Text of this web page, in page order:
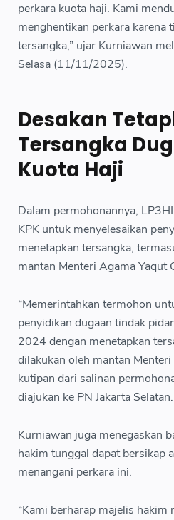
perkara kuota haji. Kami
menghentikan perkara karena
tersangka,” ujar Kurniawan
Selasa (11/11/2025).
Desakan
Tersangka
Kuota Haji
Dalam permohonannya,
KPK untuk menyelesaikan
menetapkan tersangka,
mantan Menteri Agama Yaqut
“Memerintahkan termohon
penyidikan dugaan tindak
2024 dengan menetapkan
dilakukan oleh mantan
kutipan dari salinan
diajukan ke PN Jakarta Selatan.
Kurniawan juga menegaskan
hakim tunggal dapat bersikap
menangani perkara ini.
“Kami berharap majelis hakim